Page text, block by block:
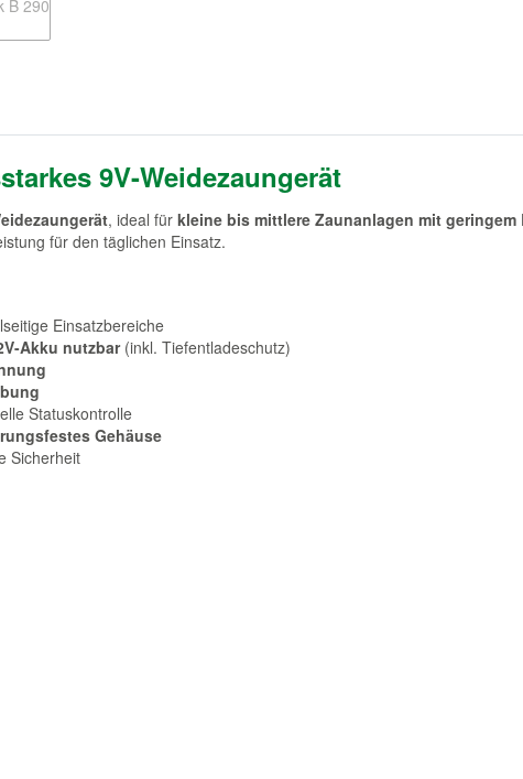
9V-Weidezaungerät
, ideal für kleine bis mittlere Zaunanlagen mit geringem
für den täglichen Einsatz.
Einsatzbereiche
Akku nutzbar(inkl. Tiefentladeschutz)
Statuskontrolle
Gehäuse
Sicherheit